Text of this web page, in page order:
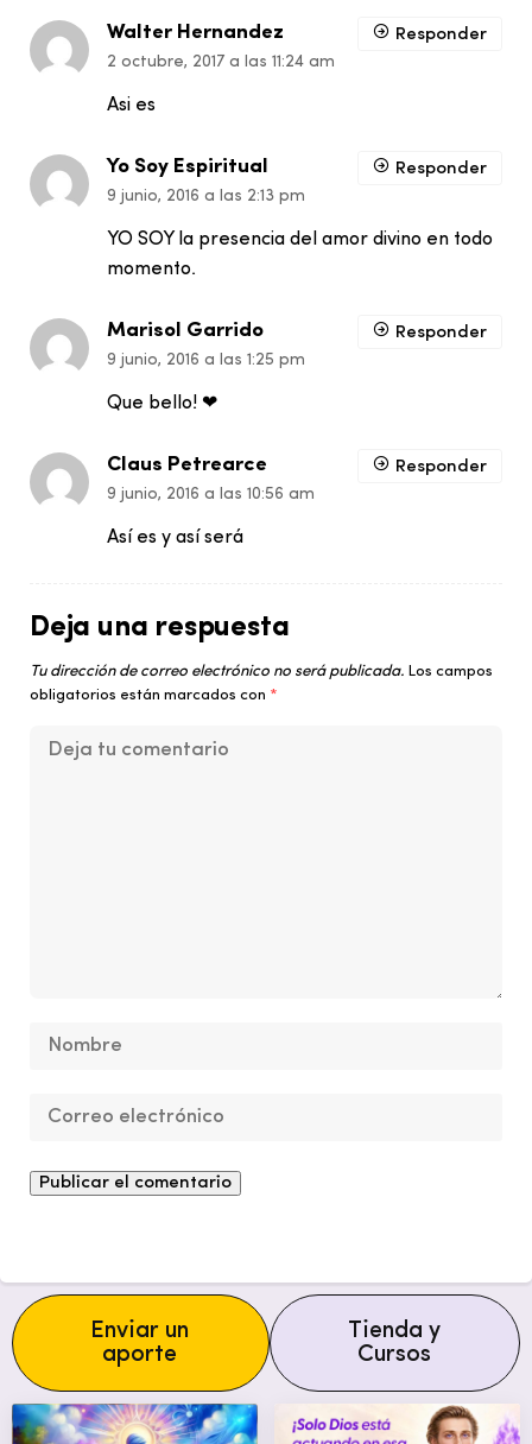
Walter Hernandez
2 octubre, 2017 a las 11:24 am
Asi es
Responder
Yo Soy Espiritual
9 junio, 2016 a las 2:13 pm
YO SOY la presencia del amor divino en todo
momento.
Responder
Marisol Garrido
9 junio, 2016 a las 1:25 pm
Que bello! ❤
Responder
Claus Petrearce
9 junio, 2016 a las 10:56 am
Así es y así será
Responder
Deja una respuesta
Tu dirección de correo electrónico no será publicada. Los campos
obligatorios están marcados con *
Enviar un
aporte
Tienda y
Cursos